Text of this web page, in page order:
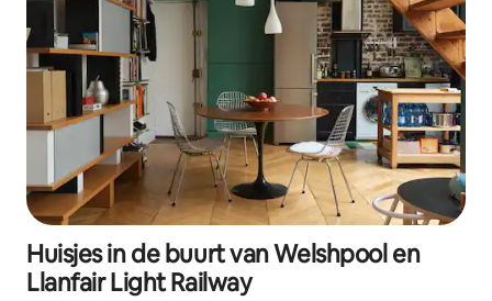
Huisjes in de buurt van Welshpool en
Llanfair Light Railway